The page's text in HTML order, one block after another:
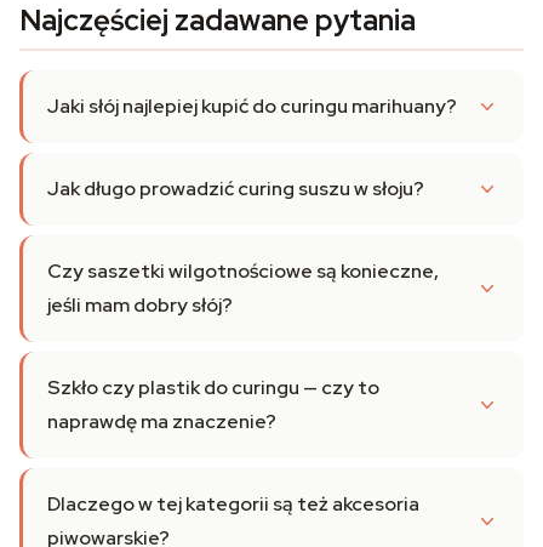
Najczęściej zadawane pytania
Jaki słój najlepiej kupić do curingu marihuany?
Jak długo prowadzić curing suszu w słoju?
Czy saszetki wilgotnościowe są konieczne,
jeśli mam dobry słój?
Szkło czy plastik do curingu — czy to
naprawdę ma znaczenie?
Dlaczego w tej kategorii są też akcesoria
piwowarskie?